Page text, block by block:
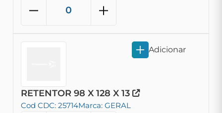
RETENTOR 98 X 128 X 13
Cod CDC: 25714Marca: GERAL
Adicionar